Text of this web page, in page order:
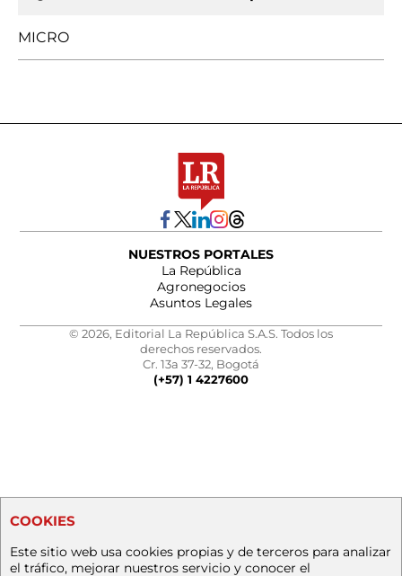
MICRO
NUESTROS PORTALES
La República
Agronegocios
Asuntos Legales
© 2026, Editorial La República S.A.S. Todos los
derechos reservados.
Cr. 13a 37-32, Bogotá
(+57) 1 4227600
COOKIES
Este sitio web usa cookies propias y de terceros para analizar
el tráfico, mejorar nuestros servicio y conocer el